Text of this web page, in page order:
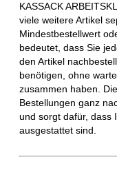
KASSACK
viele weitere Artikel
Mindestbestellwert
bedeutet, dass Sie
den Artikel
benötigen, ohne
zusammen haben.
Bestellungen ganz
und sorgt dafür, dass
ausgestattet sind.